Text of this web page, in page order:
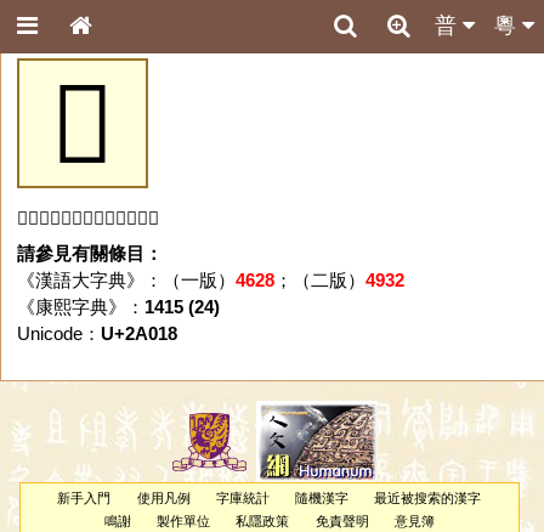
粵
普
𪀘
「𪀘」字未收錄於本資料庫。
請參見有關條目：
《漢語大字典》：（一版） 4628；（二版） 4932
《康熙字典》： 1415 (24)
Unicode： U+2A018
新手入門 使用凡例 字庫統計 隨機漢字
最近被搜索的漢字
鳴謝
製作單位 私隱政策 免責聲明 意見簿